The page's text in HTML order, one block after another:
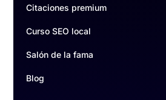
Citaciones premium
Curso SEO local
Salón de la fama
Blog